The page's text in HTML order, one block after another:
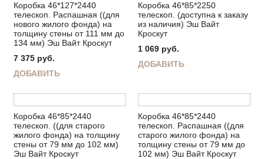
Коробка 46*127*2440
телескоп. Распашная ((для
нового жилого фонда) на
толщину стены от 111 мм до
134 мм) Эш Вайт Кроскут
7 375 руб.
ДОБАВИТЬ
Коробка 46*85*2250
телескоп. (доступна к заказу
из наличия) Эш Вайт
Кроскут
1 069 руб.
ДОБАВИТЬ
Коробка 46*85*2440
телескоп. ((для старого
жилого фонда) на толщину
стены от 79 мм до 102 мм)
Эш Вайт Кроскут
Коробка 46*85*2440
телескоп. Распашная ((для
старого жилого фонда) на
толщину стены от 79 мм до
102 мм) Эш Вайт Кроскут